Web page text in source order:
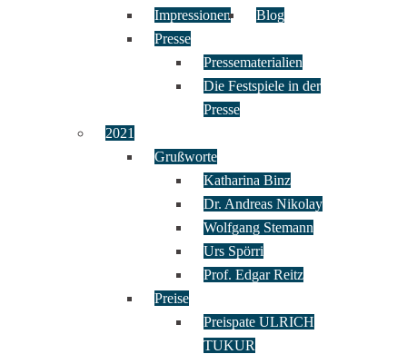
Impressionen
Blog
Presse
Pressematerialien
Die Festspiele in der
Presse
2021
Grußworte
Katharina Binz
Dr. Andreas Nikolay
Wolfgang Stemann
Urs Spörri
Prof. Edgar Reitz
Preise
Preispate ULRICH
TUKUR